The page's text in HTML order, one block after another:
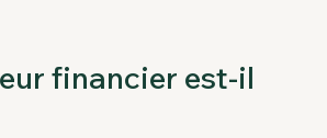
financier est-il